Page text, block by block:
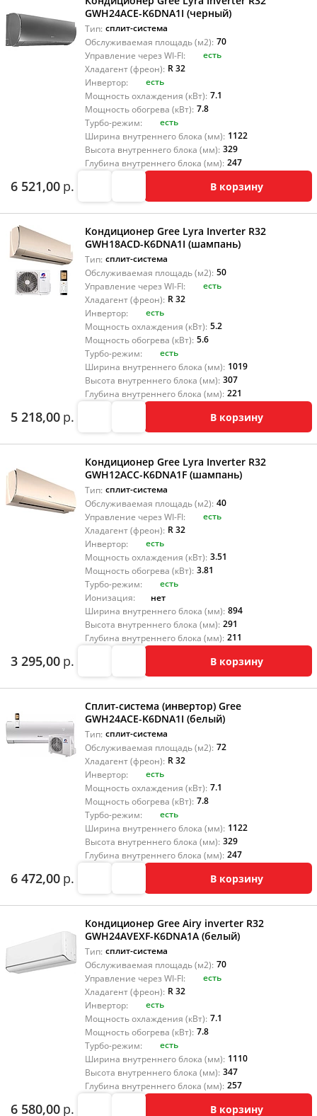
GWH24ACE-K6DNA1I (черный)
Тип: сплит-система
Обслуживаемая площадь (м2): 70
Управление через WI-FI:
есть
Хладагент (фреон): R 32
Инвертор:
есть
Мощность охлаждения (кВт): 7.1
Мощность обогрева (кВт): 7.8
Турбо-режим:
есть
Ширина внутреннего блока (мм): 1122
Высота внутреннего блока (мм): 329
Глубина внутреннего блока (мм): 247
6 521,00 р. В корзину
Кондиционер Gree Lyra Inverter R32
GWH18ACD-K6DNA1I (шампань)
Тип: сплит-система
Обслуживаемая площадь (м2): 50
Управление через WI-FI:
есть
Хладагент (фреон): R 32
Инвертор:
есть
Мощность охлаждения (кВт): 5.2
Мощность обогрева (кВт): 5.6
Турбо-режим:
есть
Ширина внутреннего блока (мм): 1019
Высота внутреннего блока (мм): 307
Глубина внутреннего блока (мм): 221
5 218,00 р. В корзину
Кондиционер Gree Lyra Inverter R32
GWH12ACC-K6DNA1F (шампань)
Тип: сплит-система
Обслуживаемая площадь (м2): 40
Управление через WI-FI:
есть
Хладагент (фреон): R 32
Инвертор:
есть
Мощность охлаждения (кВт): 3.51
Мощность обогрева (кВт): 3.81
Турбо-режим:
есть
Ионизация:
нет
Ширина внутреннего блока (мм): 894
Высота внутреннего блока (мм): 291
Глубина внутреннего блока (мм): 211
3 295,00 р. В корзину
Сплит-система (инвертор) Gree
GWH24ACE-K6DNA1I (белый)
Тип: сплит-система
Обслуживаемая площадь (м2): 72
Хладагент (фреон): R 32
Инвертор:
есть
Мощность охлаждения (кВт): 7.1
Мощность обогрева (кВт): 7.8
Турбо-режим:
есть
Ширина внутреннего блока (мм): 1122
Высота внутреннего блока (мм): 329
Глубина внутреннего блока (мм): 247
6 472,00 р. В корзину
Кондиционер Gree Airy inverter R32
GWH24AVEXF-K6DNA1A (белый)
Тип: сплит-система
Обслуживаемая площадь (м2): 70
Управление через WI-FI:
есть
Хладагент (фреон): R 32
Инвертор:
есть
Мощность охлаждения (кВт): 7.1
Мощность обогрева (кВт): 7.8
Турбо-режим:
есть
Ширина внутреннего блока (мм): 1110
Высота внутреннего блока (мм): 347
Глубина внутреннего блока (мм): 257
6 580,00 р. В корзину